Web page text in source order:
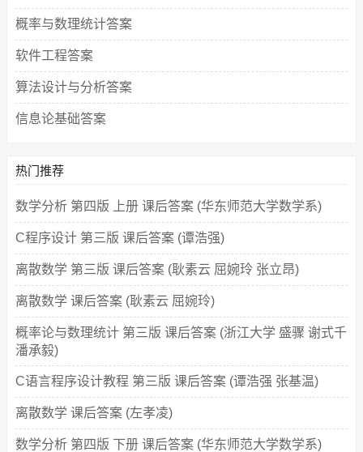
概率与数理统计答案
软件工程答案
算法设计与分析答案
信息论基础答案
热门推荐
数学分析 第四版 上册 课后答案 (华东师范大学数学系)
C程序设计 第三版 课后答案 (谭浩强)
离散数学 第三版 课后答案 (耿素云 屈婉玲 张立昂)
离散数学 课后答案 (耿素云 屈婉玲)
概率论与数理统计 第三版 课后答案 (浙江大学 盛骤 谢式千
潘承毅)
C语言程序设计教程 第三版 课后答案 (谭浩强 张基温)
离散数学 课后答案 (左孝凌)
数学分析 第四版 下册 课后答案 (华东师范大学数学系)